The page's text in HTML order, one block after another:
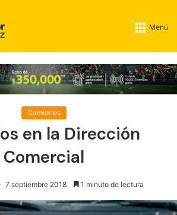
Menú
Camiones
en la Dirección
Comercial
7 septiembre 2018 1 minuto de lectura